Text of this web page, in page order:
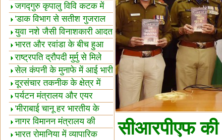
स्थल घोषित
जगद्गुरु कृपालु विवि कटक में
शैक्षिक सत्र शुरू
'डाक विभाग से सतीश गुजराल
का रिश्ता गहरा'
युवा नशे जैसी विनाशकारी आदत
से दूर रहें-मोदी
भारत और रवांडा के बीच हुआ
व्यापार विस्तार
राष्ट्रपति द्रौपदी मुर्मु से मिले
बस्तर के प्रतिनिधि
सेल कंपनी के मुनाफे में आई भारी
उछाल!
दूरसंचार तकनीक के क्षेत्र में
उत्कृष्टता पुरस्कार
पर्यटन मंत्रालय और एयर
इंडिया में समझौता
'मीराबाई चानू हर भारतीय के
लिए प्रेरणा'
नागर विमानन मंत्रालय की
यात्रियों को सलाह
भारत रोमानिया में व्यापारिक
सीआरपीएफ की